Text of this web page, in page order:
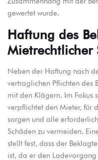
gewertet wurde.
Haftung des
Mietrechtlicher
Neben der Haftung nach
vertraglichen Pflichten des
mit den Klägern. Im Fokus
verpflichtet den Mieter, für
sorgen und alle
Schäden zu vermeiden.
stellt fest, dass der
ist, da er den